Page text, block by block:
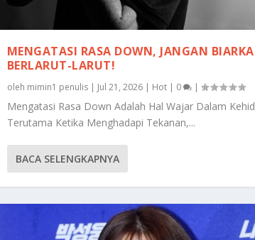
MENGATASI RASA DOWN, JANGAN
BERLARUT-LARUT!
oleh mimin1 penulis| Jul 21, 2026| Hot| 0 |
Mengatasi Rasa Down Adalah Hal Wajar Dalam
Terutama Ketika Menghadapi Tekanan,...
BACA SELENGKAPNYA